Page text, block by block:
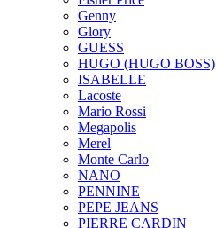
Genny
Glory
GUESS
HUGO (HUGO BOSS)
ISABELLE
Lacoste
Mario Rossi
Megapolis
Merel
Monte Carlo
NANO
PENNINE
PEPE JEANS
PIERRE CARDIN